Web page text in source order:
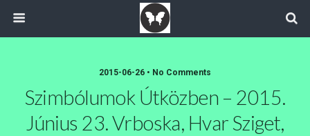
2015-06-26 • No Comments
Szimbólumok Útközben – 2015.
Június 23. Vrboska, Hvar Sziget,